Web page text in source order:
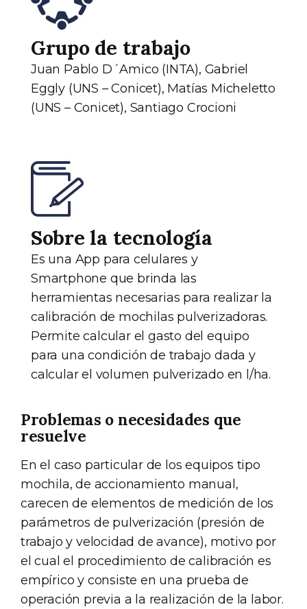
Grupo de trabajo
Juan Pablo D´Amico (INTA), Gabriel
Eggly (UNS – Conicet), Matías Micheletto
(UNS – Conicet), Santiago Crocioni
Sobre la tecnología
Es una App para celulares y
Smartphone que brinda las
herramientas necesarias para realizar la
calibración de mochilas pulverizadoras.
Permite calcular el gasto del equipo
para una condición de trabajo dada y
calcular el volumen pulverizado en l/ha.
Problemas o necesidades que
resuelve
En el caso particular de los equipos tipo
mochila, de accionamiento manual,
carecen de elementos de medición de los
parámetros de pulverización (presión de
trabajo y velocidad de avance), motivo por
el cual el procedimiento de calibración es
empírico y consiste en una prueba de
operación previa a la realización de la labor.